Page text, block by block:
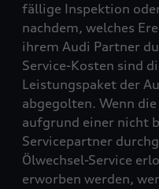
fällige Inspektion
nachdem, welches
ihrem Audi Partner
Service-Kosten sind
Leistungspaket der
abgegolten. Wenn
aufgrund einer nicht
Servicepartner
Ölwechsel-Service
erworben werden,